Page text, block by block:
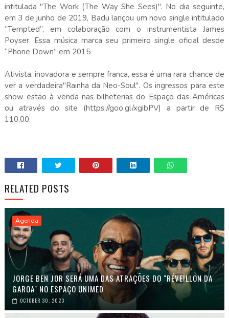
intitulada "The Work (The Way She Sees)". No dia seguinte,
em 3 de junho de 2019, Badu lançou um novo single intitulado
“Tempted”, em colaboração com o instrumentista James
Poyser. Essa música marca seu primeiro single oficial desde
“Phone Down” em 2015
Ativista, inovadora e sempre franca, essa é uma rara chance de
ver a verdadeira"Rainha da Neo-Soul". Os ingressos para este
show estão à venda nas bilheterias do Espaço das Américas
ou através do site (https://goo.gl/xgibPV) a partir de R$
110,00.
RELATED POSTS
Agenda
JORGE BEN JOR SERÁ UMA DAS ATRAÇÕES DO "RÉVEILLON DA
GAROA" NO ESPAÇO UNIMED
OCTOBER 30, 2023